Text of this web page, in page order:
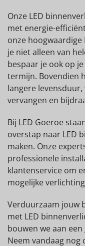
Onze LED
met energie-
onze
je niet alleen van
bespaar je ook op
termijn. Bovendien
langere
vervangen en
Bij LED Goeroe
overstap naar LED
maken. Onze
professionele
klantenservice om
mogelijke
Verduurzaam jouw
met LED
bouwen we aan
Neem vandaag